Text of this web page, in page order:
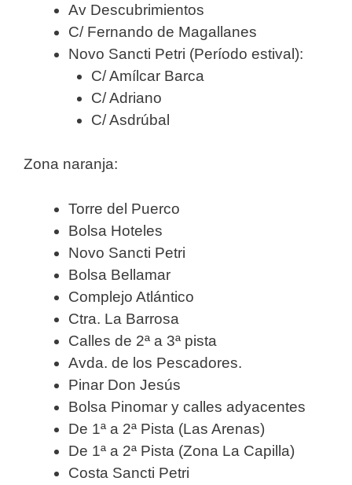
Av Descubrimientos
C/ Fernando de Magallanes
Novo Sancti Petri (Período estival):
C/ Amílcar Barca
C/ Adriano
C/ Asdrúbal
Zona naranja:
Torre del Puerco
Bolsa Hoteles
Novo Sancti Petri
Bolsa Bellamar
Complejo Atlántico
Ctra. La Barrosa
Calles de 2ª a 3ª pista
Avda. de los Pescadores.
Pinar Don Jesús
Bolsa Pinomar y calles adyacentes
De 1ª a 2ª Pista (Las Arenas)
De 1ª a 2ª Pista (Zona La Capilla)
Costa Sancti Petri